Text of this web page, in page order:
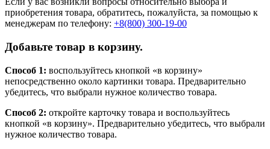
приобретения товара, обратитесь, пожалуйста, за помощью к
менеджерам по телефону: +8(800) 300-19-00
Добавьте товар в корзину.
Способ 1: воспользуйтесь кнопкой «в корзину»
непосредственно около картинки товара. Предварительно
убедитесь, что выбрали нужное количество товара.
Способ 2: откройте карточку товара и воспользуйтесь
кнопкой «в корзину». Предварительно убедитесь, что выбрали
нужное количество товара.